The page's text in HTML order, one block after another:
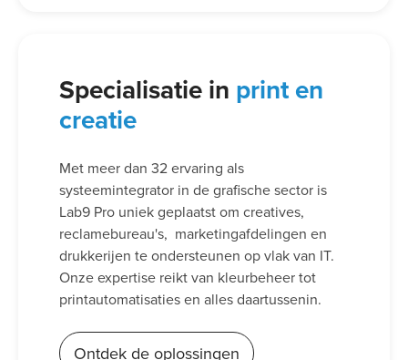
Specialisatie in print en
creatie
Met meer dan 32 ervaring als
systeemintegrator in de grafische sector is
Lab9 Pro uniek geplaatst om creatives,
reclamebureau's, marketingafdelingen en
drukkerijen te ondersteunen op vlak van IT.
Onze expertise reikt van kleurbeheer tot
printautomatisaties en alles daartussenin.
Ontdek de oplossingen